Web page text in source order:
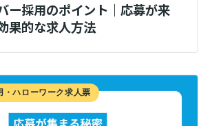
ー採用のポイント｜応募が来
果的な求人方法
・ハローワーク求人票